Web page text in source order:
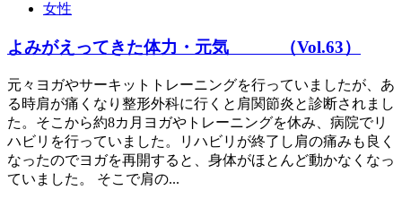
女性
よみがえってきた体力・元気 （Vol.63）
元々ヨガやサーキットトレーニングを行っていましたが、あ
る時肩が痛くなり整形外科に行くと肩関節炎と診断されまし
た。そこから約8カ月ヨガやトレーニングを休み、病院でリ
ハビリを行っていました。リハビリが終了し肩の痛みも良く
なったのでヨガを再開すると、身体がほとんど動かなくなっ
ていました。 そこで肩の...